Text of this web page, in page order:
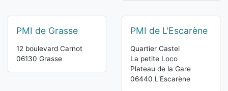
PMI de Grasse
12 boulevard Carnot
06130 Grasse
PMI de L'Escarène
Quartier Castel
La petite Loco
Plateau de la Gare
06440 L'Escarène